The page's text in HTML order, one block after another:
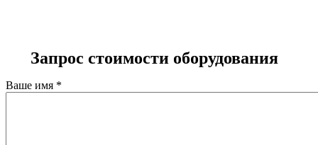
Запрос стоимости оборудования
Ваше имя *